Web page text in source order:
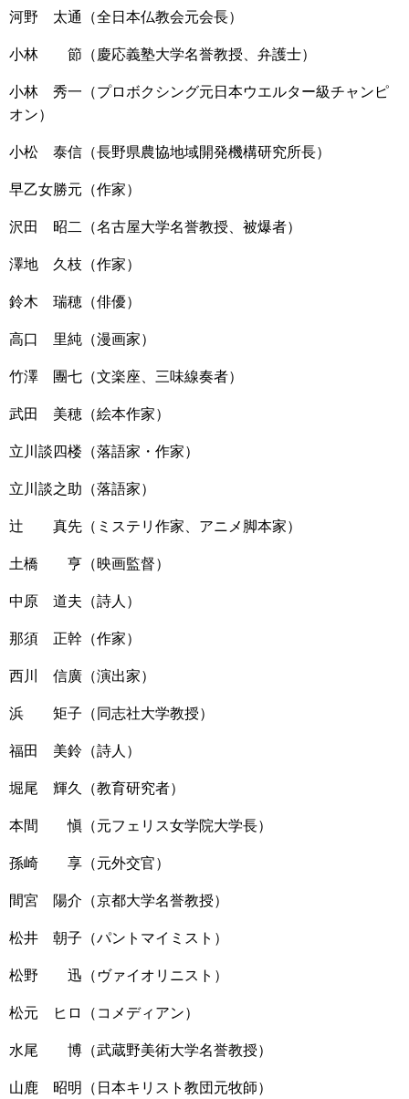
河野 太通（全日本仏教会元会長）
小林 節（慶応義塾大学名誉教授、弁護士）
小林 秀一（プロボクシング元日本ウエルター級チャンピ
オン）
小松 泰信（長野県農協地域開発機構研究所長）
早乙女勝元（作家）
沢田 昭二（名古屋大学名誉教授、被爆者）
澤地 久枝（作家）
鈴木 瑞穂（俳優）
高口 里純（漫画家）
竹澤 團七（文楽座、三味線奏者）
武田 美穂（絵本作家）
立川談四楼（落語家・作家）
立川談之助（落語家）
辻 真先（ミステリ作家、アニメ脚本家）
土橋 亨（映画監督）
中原 道夫（詩人）
那須 正幹（作家）
西川 信廣（演出家）
浜 矩子（同志社大学教授）
福田 美鈴（詩人）
堀尾 輝久（教育研究者）
本間 愼（元フェリス女学院大学長）
孫崎 享（元外交官）
間宮 陽介（京都大学名誉教授）
松井 朝子（パントマイミスト）
松野 迅（ヴァイオリニスト）
松元 ヒロ（コメディアン）
水尾 博（武蔵野美術大学名誉教授）
山鹿 昭明（日本キリスト教団元牧師）